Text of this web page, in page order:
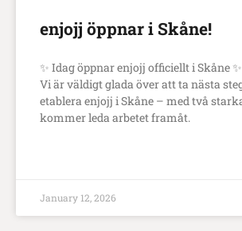
enjojj öppnar i Skåne!
✨ Idag öppnar enjojj officiellt i Skåne ✨
Vi är väldigt glada över att ta nästa
etablera enjojj i Skåne – med två
kommer leda arbetet framåt.
January 12, 2026